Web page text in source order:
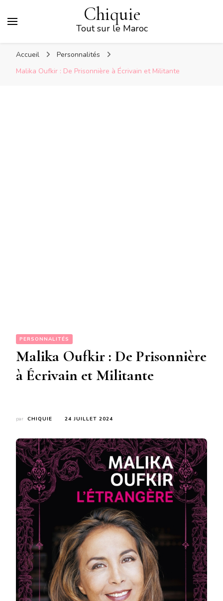
Chiquie
Tout sur le Maroc
Accueil
Personnalités
Malika Oufkir : De Prisonnière à Écrivain et Militante
PERSONNALITÉS
Malika Oufkir : De Prisonnière
à Écrivain et Militante
par CHIQUIE 24 JUILLET 2024